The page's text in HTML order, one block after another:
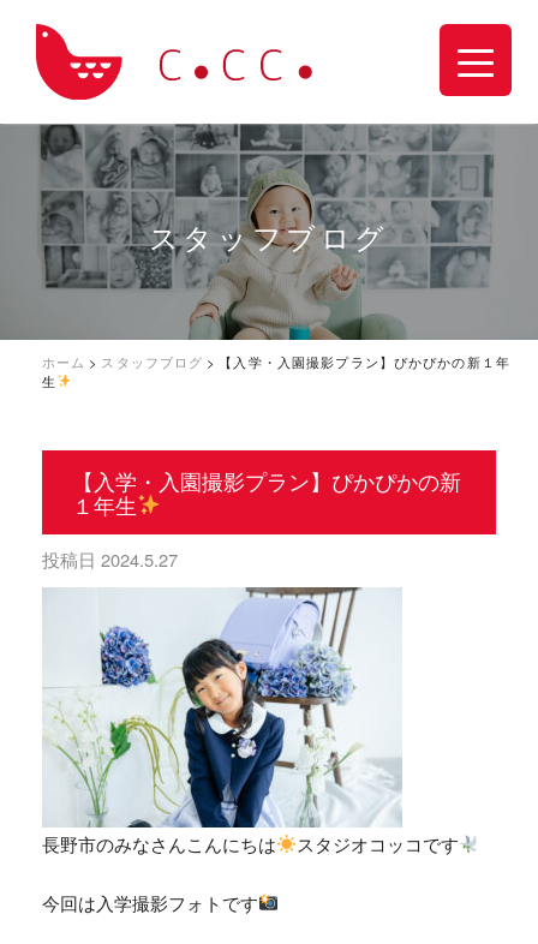
スタッフブログ
ホーム > スタッフブログ >
【入学・入園撮影プラン】ぴかぴかの新１年
生
【入学・入園撮影プラン】ぴかぴかの新
１年生
投稿日 2024.5.27
長野市のみなさんこんにちは スタジオコッコです
今回は入学撮影フォトです